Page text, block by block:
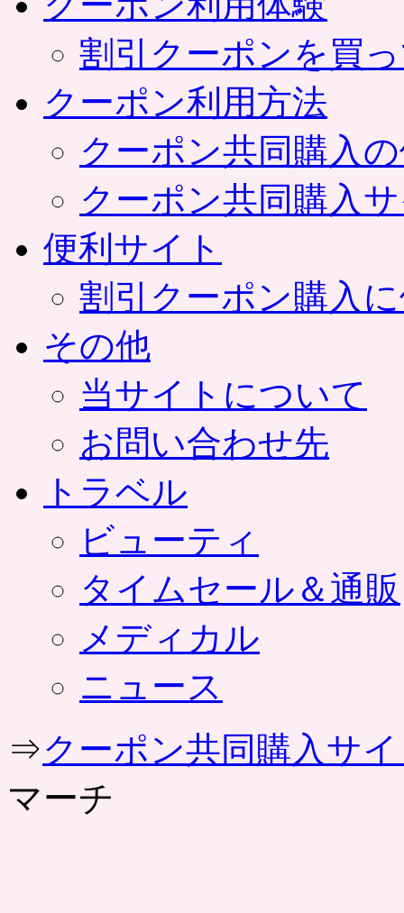
割引クーポンを買
クーポン利用方法
クーポン共同購入
クーポン共同購入
便利サイト
割引クーポン購入
その他
当サイトについて
お問い合わせ先
トラベル
ビューティ
タイムセール＆通販
メディカル
ニュース
⇒クーポン共同購入サ
マーチ